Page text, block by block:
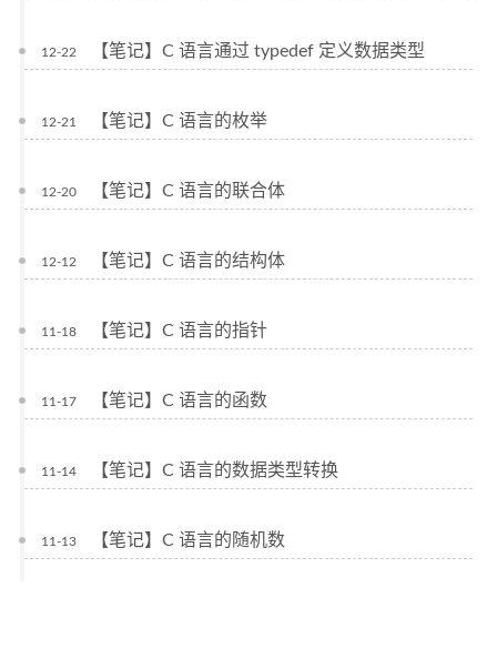
12-22 【笔记】C 语言通过 typedef 定义数据类型
12-21 【笔记】C 语言的枚举
12-20 【笔记】C 语言的联合体
12-12 【笔记】C 语言的结构体
11-18 【笔记】C 语言的指针
11-17 【笔记】C 语言的函数
11-14 【笔记】C 语言的数据类型转换
11-13 【笔记】C 语言的随机数